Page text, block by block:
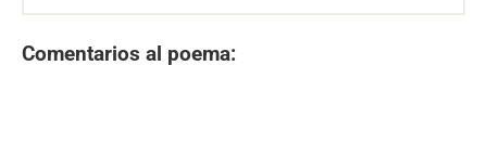
Comentarios al poema: